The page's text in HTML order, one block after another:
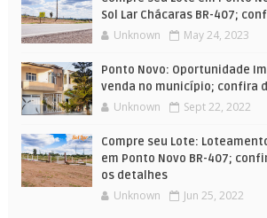
Sol Lar Chácaras BR-407;
Unknown May 24, 2023
Ponto Novo: Oportunidade
venda no município; confira
Unknown Sept 22, 2022
Compre seu Lote:
em Ponto Novo BR-407;
os detalhes
Unknown Jun 25, 2022